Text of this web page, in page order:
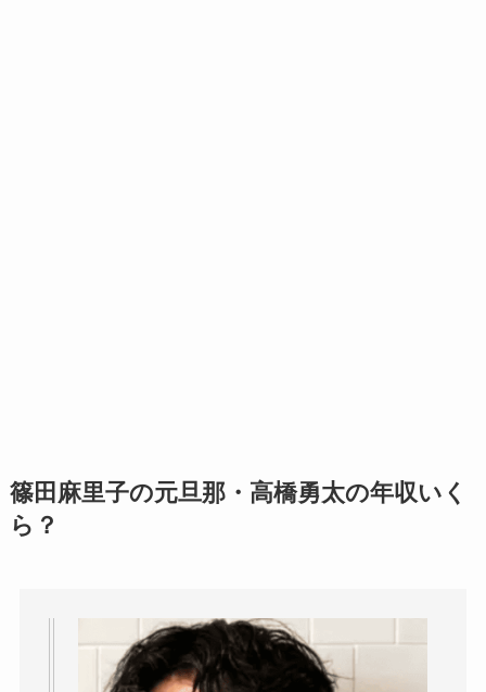
篠田麻里子の元旦那・高橋勇太の年収いく
ら？